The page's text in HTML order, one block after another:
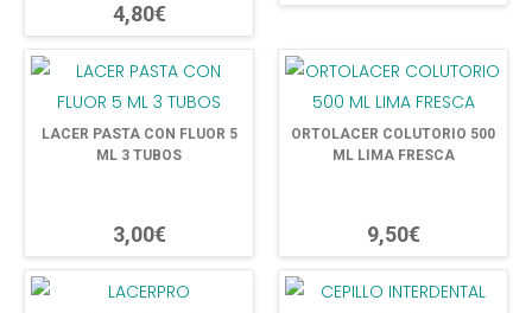
4,80€
LACER PASTA CON FLUOR 5
ML 3 TUBOS
3,00€
ORTOLACER COLUTORIO 500
ML LIMA FRESCA
9,50€